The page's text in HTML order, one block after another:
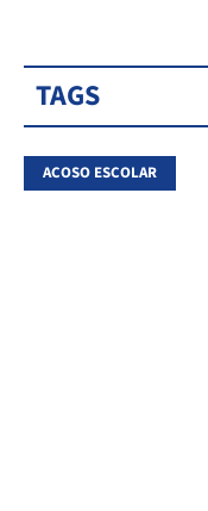
TAGS
ACOSO ESCOLAR